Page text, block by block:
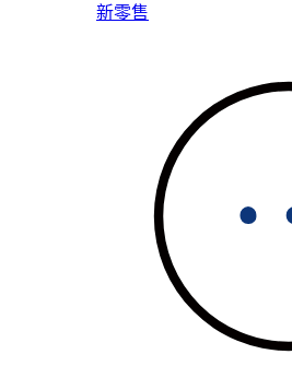
新零售